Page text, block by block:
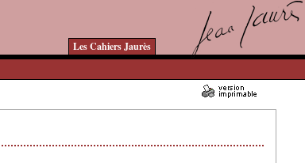
Les Cahiers Jaurès